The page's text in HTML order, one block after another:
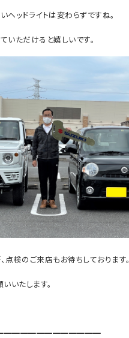
ヘッドライトは変わらずですね。
いただけると嬉しいです。
点検のご来店もお待ちしております。
いたします。